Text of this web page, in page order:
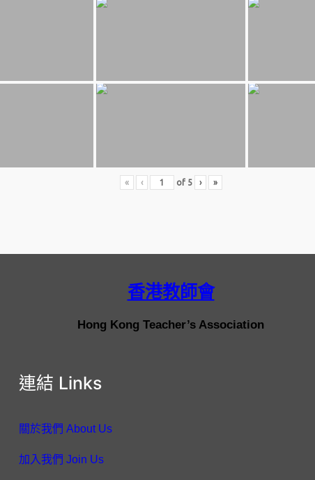
« ‹ of 5 › »
香港教師會
Hong Kong Teacher’s Association
連結 Links
關於我們 About Us
加入我們 Join Us